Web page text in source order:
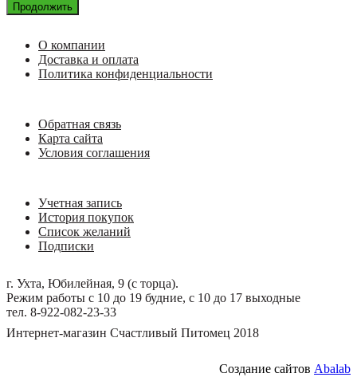
Продолжить
О компании
Доставка и оплата
Политика конфиденциальности
Обратная связь
Карта сайта
Условия соглашения
Учетная запись
История покупок
Список желаний
Подписки
г. Ухта, Юбилейная, 9 (с торца).
Режим работы с 10 до 19 будние, с 10 до 17 выходные
тел. 8-922-082-23-33
Интернет-магазин Счастливый Питомец 2018
Создание сайтов Abalab